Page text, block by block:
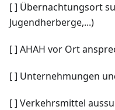
[] Übernachtungsort
Jugendherberge,...)
[] AHAH vor Ort
[] Unternehmungen
[] Verkehrsmittel